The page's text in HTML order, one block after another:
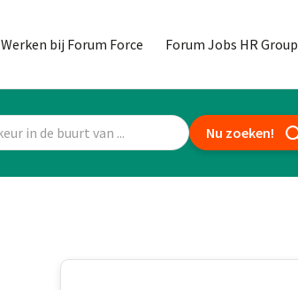
Werken bij Forum Force Forum Jobs HR Group
Nu zoeken!